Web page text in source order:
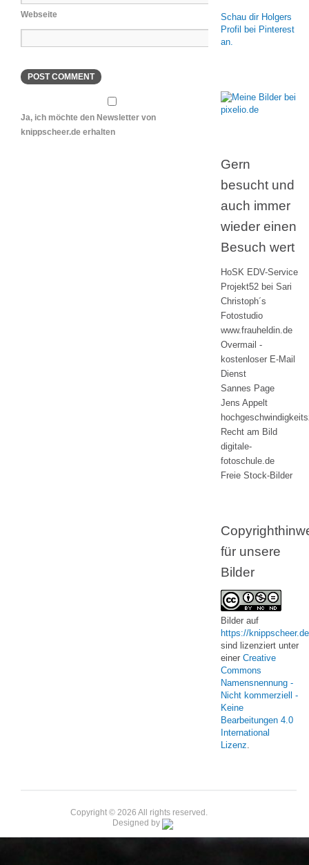
Webseite
Ja, ich möchte den Newsletter von
knippscheer.de erhalten
Schau dir Holgers
Profil bei Pinterest
an.
Gern
besucht und
auch immer
wieder einen
Besuch wert
HoSK EDV-Service
Projekt52 bei Sari
Christoph´s
Fotostudio
www.frauheldin.de
Overmail -
kostenloser E-Mail
Dienst
Sannes Page
Jens Appelt
Recht am Bild
digitale-
fotoschule.de
Freie Stock-Bilder
für unsere
Bilder
Bilder auf
https://knippscheer.de
sind lizenziert unter
einer Creative
Commons
Namensnennung -
Nicht kommerziell -
Keine
Bearbeitungen 4.0
International
Lizenz.
Copyright © 2026 All rights reserved.
Designed by